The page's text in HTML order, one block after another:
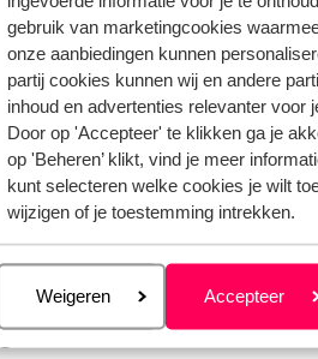
gebruik van marketingcookies
onze aanbiedingen kunnen
partij cookies kunnen wij en andere
inhoud en advertenties relevanter voor
Door op 'Accepteer' te klikken ga je
op 'Beheren’ klikt, vind je meer
kunt selecteren welke cookies je wilt
wijzigen of je toestemming intrekken.
Beheren
Weigeren Accepteer
Heb ik toestemming nodig om
Gerelateerde vragen
Welke reisdocumenten heb ik
Kan ik reizen met een kind zonder
Heb ik toestemming nodig om